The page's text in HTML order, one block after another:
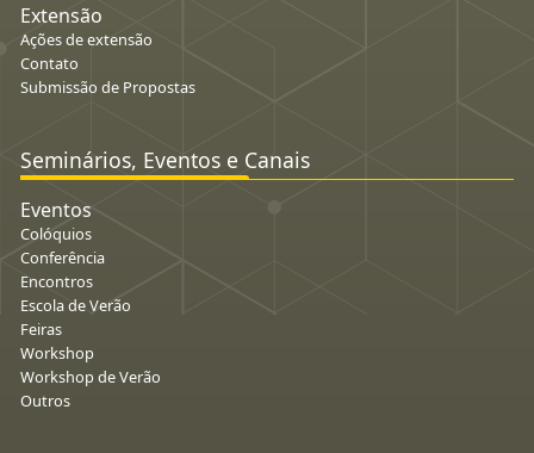
Extensão
Ações de extensão
Contato
Submissão de Propostas
Seminários, Eventos e Canais
Eventos
Colóquios
Conferência
Encontros
Escola de Verão
Feiras
Workshop
Workshop de Verão
Outros